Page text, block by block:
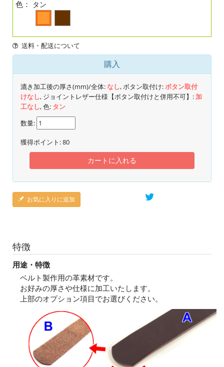
色： タン
送料・配送について
購入
漉き加工後の厚さ(mm)/全体:なし, ボタン取付け:ボタン取付
けなし, ジョイントレザー仕様【ボタン取付けと併用不可】: 加
工なし, 色: タン
数量:
獲得ポイント:80
カートに入れる
お気に入りに追加
特徴
用途・特徴
ベルト製作用の革素材です。
お好みの厚さや仕様に加工いたします。
上部のオプション項目でお選びください。